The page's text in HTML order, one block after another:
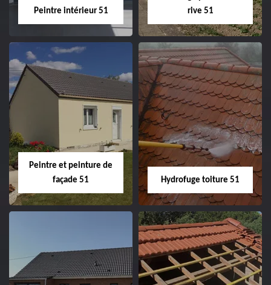
Peintre intérieur 51
Peintre intérieur
rive 51
Habillage planche
de rive 51
Peintre et peinture de
façade 51
Peintre et peinture
Hydrofuge toiture 51
Hydrofuge toiture